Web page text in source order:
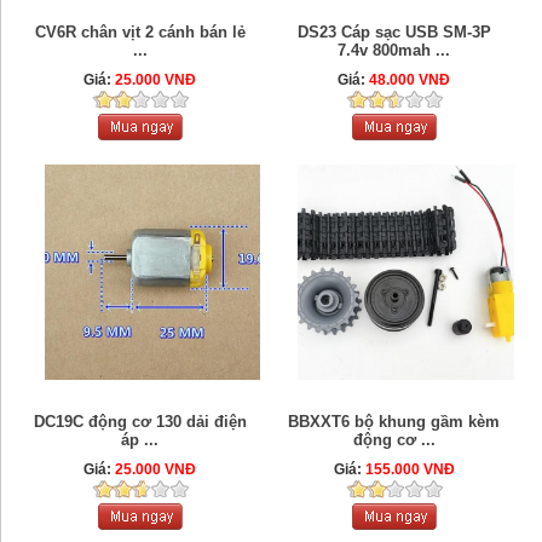
CV6R chân vịt 2 cánh bán lẻ
...
Giá:25.000 VNĐ
DS23 Cáp sạc USB SM-3P
7.4v 800mah ...
Giá:48.000 VNĐ
DC19C động cơ 130 dải điện
áp ...
Giá:25.000 VNĐ
BBXXT6 bộ khung gầm kèm
động cơ ...
Giá: 155.000 VNĐ